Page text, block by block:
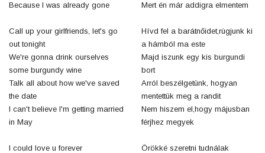
Because I was already gone
Call up your girlfriends, let's go
out tonight
We're gonna drink ourselves
some burgundy wine
Talk all about how we've saved
the date
I can't believe I'm getting married
in May
I could love u forever
Mert én már addigra elmentem
Hívd fel a barátnőidet,rúgjunk ki
a hámból ma este
Majd iszunk egy kis burgundi
bort
Arról beszélgetünk, hogyan
mentettük meg a randit
Nem hiszem el,hogy májusban
férjhez megyek
Örökké szeretni tudnálak